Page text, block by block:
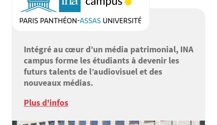
Intégré au cœur d’un média patrimonial, INA
campus forme les étudiants à devenir les
futurs talents de l’audiovisuel et des
nouveaux médias.
Plus d'infos